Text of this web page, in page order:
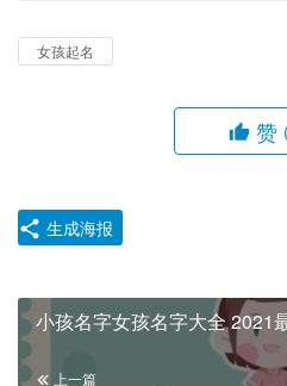
女孩起名
赞
生成海报
小孩名字女孩名字大全 2021
上一篇